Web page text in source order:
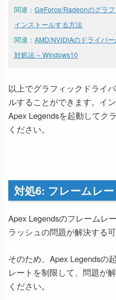
関連： GeForce/Radeonのグラ
インストールする方法
関連： AMD/NVIDIAのドライバ
対処法 – Windows10
以上でグラフィックドライ
ルすることができます。イ
Apex Legendsを起動してク
ください。
対処6: フレームレ
Apex Legendsのフレームレ
ラッシュの問題が解決する
そのため、Apex Legendsの
レートを制限して、問題が
ください。